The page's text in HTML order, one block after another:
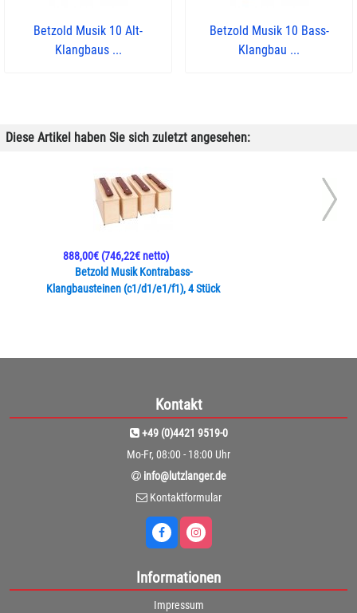
Betzold Musik 10 Alt-
Klangbaus ...
Betzold Musik 10 Bass-
Klangbau ...
Diese Artikel haben Sie sich zuletzt angesehen:
Betzold Musik Kontrabass-
Klangbausteinen (c1/d1/e1/f1), 4 Stück
888,00€(746,22€ netto)
Kontakt
+49 (0)4421 9519-0
Mo-Fr, 08:00 - 18:00 Uhr
info@lutzlanger.de
Kontaktformular
Informationen
Impressum